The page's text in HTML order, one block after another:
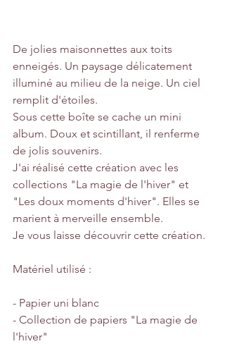
De jolies maisonnettes aux toits
enneigés. Un paysage délicatement
illuminé au milieu de la neige. Un ciel
remplit d'étoiles.
Sous cette boîte se cache un mini
album. Doux et scintillant, il renferme
de jolis souvenirs.
J'ai réalisé cette création avec les
collections "La magie de l'hiver" et
"Les doux moments d'hiver". Elles se
marient à merveille ensemble.
Je vous laisse découvrir cette création.
Matériel utilisé :
- Papier uni blanc
- Collection de papiers "La magie de
l'hiver"